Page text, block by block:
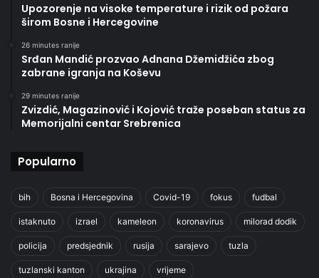
Upozorenje na visoke temperature i rizik od požara
širom Bosne i Hercegovine
26 minutes ranije
Srđan Mandić prozvao Adnana Džemidžića zbog
zabrane igranja na Koševu
29 minutes ranije
Zvizdić, Magazinović i Kojović traže poseban status za
Memorijalni centar Srebrenica
Popularno
bih Bosna i Hercegovina Covid-19 fokus fudbal
istaknuto izrael kameleon koronavirus milorad dodik
policija predsjednik rusija sarajevo tuzla
tuzlanski kanton ukrajina vrijeme